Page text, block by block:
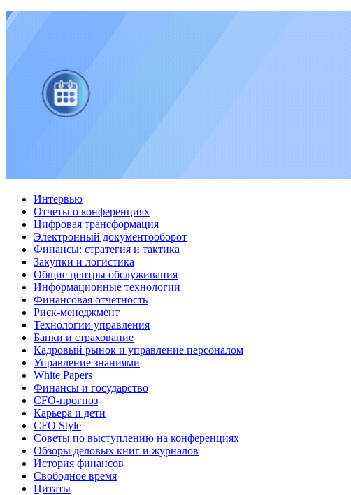
Интервью
Отчеты о конференциях
Цифровая трансформация
Электронный документооборот
Финансы: стратегия и тактика
Закупки и логистика
Общие центры обслуживания
Информационные технологии
Финансовая отчетность
Риск-менеджмент
Технологии управления
Банки и страхование
Кадровый рынок и управление персоналом
Управление знаниями
White Papers
Финансы и государство
CFO-прогноз
Карьера и дети
CFO Style
Советы по выступлению на конференциях
Обзоры деловых книг и журналов
История финансов
Свободное время
Цитаты